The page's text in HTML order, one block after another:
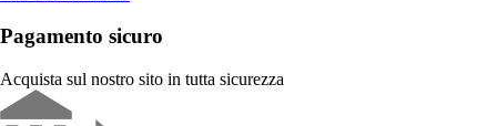
Pagamento sicuro
Acquista sul nostro sito in tutta sicurezza